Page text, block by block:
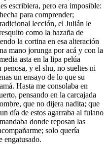
escribiera, pero era imposible:
para comprender;
lección, el Julián le
como la hazaña de
la cortina en esa alteración
mano jorunga por acá y con la
asta en la lipa pelúa
y el shu, no sueltes ni
un ensayo de lo que su
Hasta me consolaba en
pensando en la carcajada
que no dijera nadita; que
día de estos agarraba al fulano
donde reposan las
solo quería
engatusado.